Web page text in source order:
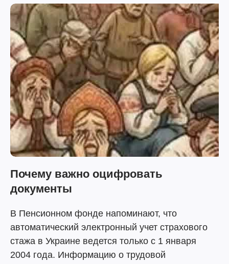
Почему важно оцифровать
документы
В Пенсионном фонде напоминают, что
автоматический электронный учет страхового
стажа в Украине ведется только с 1 января
2004 года. Информацию о трудовой